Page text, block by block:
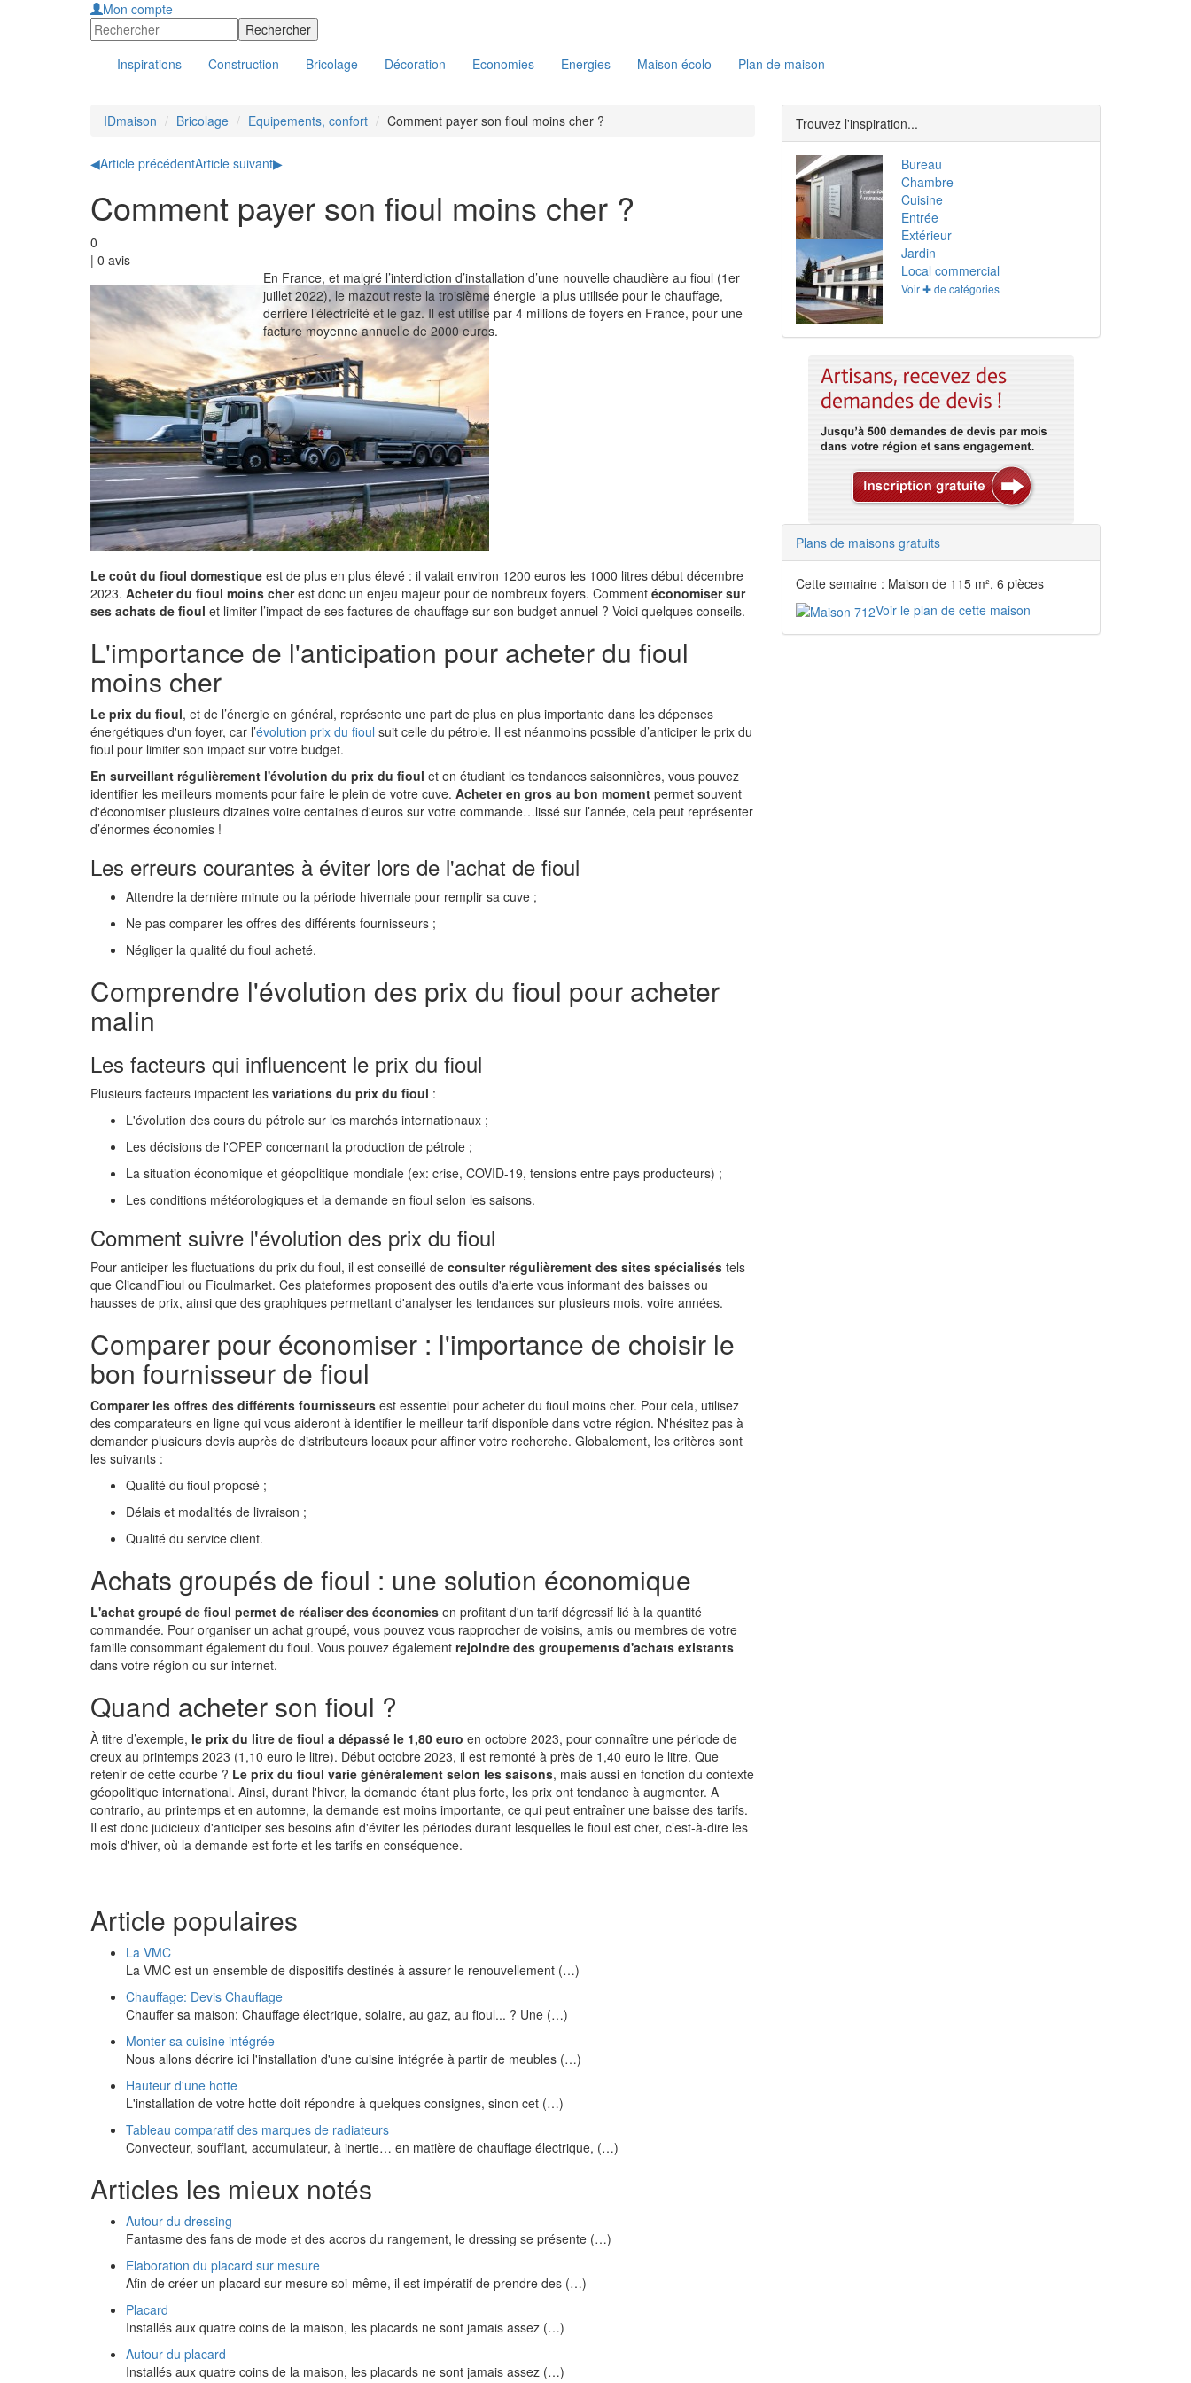
Mon compte
Inspirations Construction Bricolage Décoration Economies Energies Maison écolo Plan de maison
IDmaison Bricolage Equipements, confort Comment payer son fioul moins cher ?
◀Article précédentArticle suivant▶
Comment payer son fioul moins cher ?
0
| 0 avis
En France, et malgré l’interdiction d’installation d’une nouvelle chaudière au fioul (1er
juillet 2022), le mazout reste la troisième énergie la plus utilisée pour le chauffage,
derrière l’électricité et le gaz. Il est utilisé par 4 millions de foyers en France, pour une
facture moyenne annuelle de 2000 euros.
Le coût du fioul domestique est de plus en plus élevé : il valait environ 1200 euros les 1000 litres début décembre
2023. Acheter du fioul moins cherest donc un enjeu majeur pour de nombreux foyers. Comment économiser sur
ses achats de fioul et limiter l’impact de ses factures de chauffage sur son budget annuel ? Voici quelques conseils.
L'importance de l'anticipation pour acheter du fioul
moins cher
Le prix du fioul, et de l’énergie en général, représente une part de plus en plus importante dans les dépenses
énergétiques d'un foyer, car l’évolution prix du fioul suit celle du pétrole. Il est néanmoins possible d’anticiper le prix du
fioul pour limiter son impact sur votre budget.
En surveillant régulièrement l'évolution du prix du fioul et en étudiant les tendances saisonnières, vous pouvez
identifier les meilleurs moments pour faire le plein de votre cuve. Acheter en gros au bon moment permet souvent
d'économiser plusieurs dizaines voire centaines d'euros sur votre commande…lissé sur l’année, cela peut représenter
d’énormes économies !
Les erreurs courantes à éviter lors de l'achat de fioul
Attendre la dernière minute ou la période hivernale pour remplir sa cuve ;
Ne pas comparer les offres des différents fournisseurs ;
Négliger la qualité du fioul acheté.
Comprendre l'évolution des prix du fioul pour acheter
malin
Les facteurs qui influencent le prix du fioul
Plusieurs facteurs impactent les variations du prix du fioul :
L'évolution des cours du pétrole sur les marchés internationaux ;
Les décisions de l'OPEP concernant la production de pétrole ;
La situation économique et géopolitique mondiale (ex: crise, COVID-19, tensions entre pays producteurs) ;
Les conditions météorologiques et la demande en fioul selon les saisons.
Comment suivre l'évolution des prix du fioul
Pour anticiper les fluctuations du prix du fioul, il est conseillé de consulter régulièrement des sites spécialisés tels
que ClicandFioul ou Fioulmarket. Ces plateformes proposent des outils d'alerte vous informant des baisses ou
hausses de prix, ainsi que des graphiques permettant d'analyser les tendances sur plusieurs mois, voire années.
Comparer pour économiser : l'importance de choisir le
bon fournisseur de fioul
Comparer les offres des différents fournisseurs est essentiel pour acheter du fioul moins cher. Pour cela, utilisez
des comparateurs en ligne qui vous aideront à identifier le meilleur tarif disponible dans votre région. N'hésitez pas à
demander plusieurs devis auprès de distributeurs locaux pour affiner votre recherche. Globalement, les critères sont
les suivants :
Qualité du fioul proposé ;
Délais et modalités de livraison ;
Qualité du service client.
Achats groupés de fioul : une solution économique
L'achat groupé de fioul permet de réaliser des économies en profitant d'un tarif dégressif lié à la quantité
commandée. Pour organiser un achat groupé, vous pouvez vous rapprocher de voisins, amis ou membres de votre
famille consommant également du fioul. Vous pouvez également rejoindre des groupements d'achats existants
dans votre région ou sur internet.
Quand acheter son fioul ?
À titre d’exemple, le prix du litre de fioul a dépassé le 1,80 euro en octobre 2023, pour connaître une période de
creux au printemps 2023 (1,10 euro le litre). Début octobre 2023, il est remonté à près de 1,40 euro le litre. Que
retenir de cette courbe ? Le prix du fioul varie généralement selon les saisons, mais aussi en fonction du contexte
géopolitique international. Ainsi, durant l'hiver, la demande étant plus forte, les prix ont tendance à augmenter. A
contrario, au printemps et en automne, la demande est moins importante, ce qui peut entraîner une baisse des tarifs.
Il est donc judicieux d'anticiper ses besoins afin d'éviter les périodes durant lesquelles le fioul est cher, c’est-à-dire les
mois d'hiver, où la demande est forte et les tarifs en conséquence.
Article populaires
La VMC
La VMC est un ensemble de dispositifs destinés à assurer le renouvellement (…)
Chauffage: Devis Chauffage
Chauffer sa maison: Chauffage électrique, solaire, au gaz, au fioul... ? Une (…)
Monter sa cuisine intégrée
Nous allons décrire ici l'installation d'une cuisine intégrée à partir de meubles (…)
Hauteur d'une hotte
L'installation de votre hotte doit répondre à quelques consignes, sinon cet (…)
Tableau comparatif des marques de radiateurs
Convecteur, soufflant, accumulateur, à inertie… en matière de chauffage électrique, (…)
Articles les mieux notés
Autour du dressing
Fantasme des fans de mode et des accros du rangement, le dressing se présente (…)
Elaboration du placard sur mesure
Afin de créer un placard sur-mesure soi-même, il est impératif de prendre des (…)
Placard
Installés aux quatre coins de la maison, les placards ne sont jamais assez (…)
Autour du placard
Installés aux quatre coins de la maison, les placards ne sont jamais assez (…)
Trouvez l'inspiration...
Bureau
Chambre
Cuisine
Entrée
Extérieur
Jardin
Local commercial
Voir ✚ de catégories
Plans de maisons gratuits
Cette semaine : Maison de 115 m², 6 pièces
Voir le plan de cette maison